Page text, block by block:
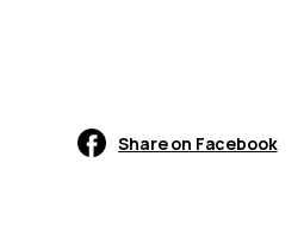
Share on Facebook